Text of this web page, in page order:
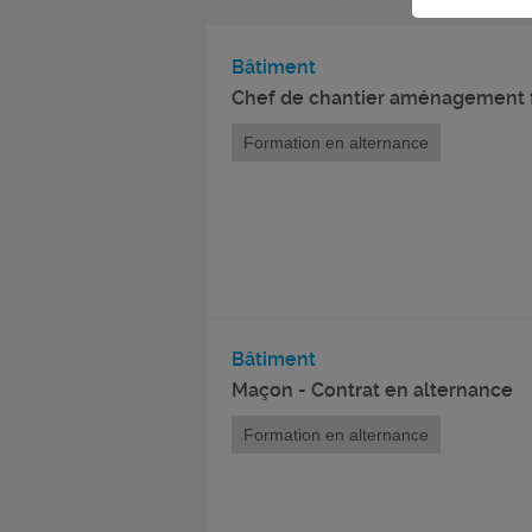
Bâtiment
Chef de chantier
Formation en alternance
Bâtiment
Maçon - Contrat en alternance
Formation en alternance